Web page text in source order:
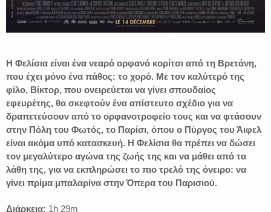
Η Φελίσια είναι ένα νεαρό ορφανό κορίτσι από τη Βρετάνη,
που έχει μόνο ένα πάθος: το χορό. Με τον καλύτερό της
φίλο, Βίκτορ, που ονειρεύεται να γίνει σπουδαίος
εφευρέτης, θα σκεφτούν ένα απίστευτο σχέδιο για να
δραπετεύσουν από το ορφανοτροφείο τους και να φτάσουν
στην Πόλη του Φωτός, το Παρίσι, όπου ο Πύργος του Άιφελ
είναι ακόμα υπό κατασκευή. Η Φελίσια θα πρέπει να δώσει
τον μεγαλύτερο αγώνα της ζωής της και να μάθει από τα
λάθη της, για να εκπληρώσει το πιο τρελό της όνειρο: να
γίνει πρίμα μπαλαρίνα στην Όπερα του Παρισιού.
Διάρκεια: 1h 29m